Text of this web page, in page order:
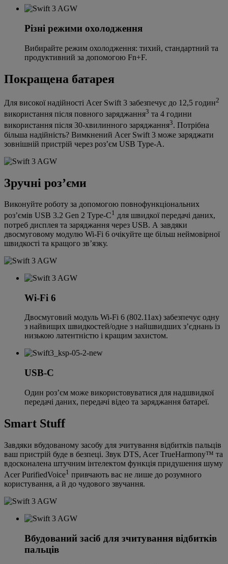
Різні режими охолодження
Вибирайте режим охолодження: тихий, стандартний та
продуктивний за допомогою Fn+F.
Покращена батарея
Для високої надійності Acer Swift 3 забезпечує до 12,5 годин2
використання після повного заряджання3 та 4 години
використання після 30-хвилинного заряджання3. Потрібна
більша надійність? Вимкнений Acer Swift 3 може заряджати
зовнішній пристрій через роз’єм USB Type-A.
Зручні роз’єми
Виконуйте роботу за допомогою повнофункціональних
роз’ємів USB 3.2 Gen 2 Type-C1 для швидкої передачі даних,
потреб дисплея та заряджання через USB. А завдяки
двосмуговому модулю Wi-Fi 6 очікуйте ще більш неймовірної
швидкості та кращого зв’язку.
Wi-Fi 6
Двосмуговий модуль Wi-Fi 6 (802.11ax) забезпечує одну
з найвищих швидкостей/одне з найшвидших з’єднань із
низькою латентністю і кращим захистом.
USB-C
Один роз’єм може використовуватися для надшвидкої
передачі даних, передачі відео та заряджання батареї.
Smart Stuff
Завдяки вбудованому засобу для зчитування відбитків пальців
ваш пристрій буде в безпеці. Звук DTS, Acer TrueHarmony™ та
вдосконалена штучним інтелектом функція придушення шуму
Acer PurifiedVoice1 привчають вас не лише до розумного
користування, а й до чудового звучання.
Вбудований засіб для зчитування відбитків
пальців